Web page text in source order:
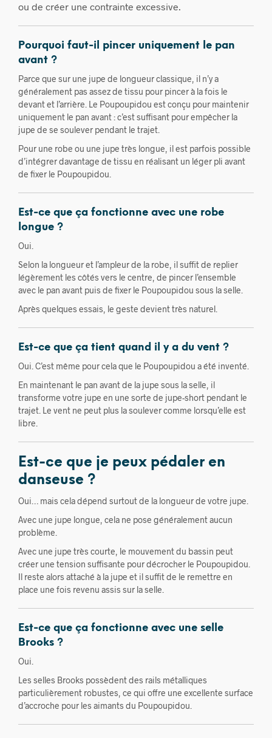
ou de créer une contrainte excessive.
Pourquoi faut-il pincer uniquement le pan
avant ?
Parce que sur une jupe de longueur classique, il n’y a
généralement pas assez de tissu pour pincer à la fois le
devant et l’arrière. Le Poupoupidou est conçu pour maintenir
uniquement le pan avant : c’est suffisant pour empêcher la
jupe de se soulever pendant le trajet.
Pour une robe ou une jupe très longue, il est parfois possible
d’intégrer davantage de tissu en réalisant un léger pli avant
de fixer le Poupoupidou.
Est-ce que ça fonctionne avec une robe
longue ?
Oui.
Selon la longueur et l’ampleur de la robe, il suffit de replier
légèrement les côtés vers le centre, de pincer l’ensemble
avec le pan avant puis de fixer le Poupoupidou sous la selle.
Après quelques essais, le geste devient très naturel.
Est-ce que ça tient quand il y a du vent ?
Oui. C’est même pour cela que le Poupoupidou a été inventé.
En maintenant le pan avant de la jupe sous la selle, il
transforme votre jupe en une sorte de jupe-short pendant le
trajet. Le vent ne peut plus la soulever comme lorsqu’elle est
libre.
Est-ce que je peux pédaler en
danseuse ?
Oui… mais cela dépend surtout de la longueur de votre jupe.
Avec une jupe longue, cela ne pose généralement aucun
problème.
Avec une jupe très courte, le mouvement du bassin peut
créer une tension suffisante pour décrocher le Poupoupidou.
Il reste alors attaché à la jupe et il suffit de le remettre en
place une fois revenu assis sur la selle.
Est-ce que ça fonctionne avec une selle
Brooks ?
Oui.
Les selles Brooks possèdent des rails métalliques
particulièrement robustes, ce qui offre une excellente surface
d’accroche pour les aimants du Poupoupidou.